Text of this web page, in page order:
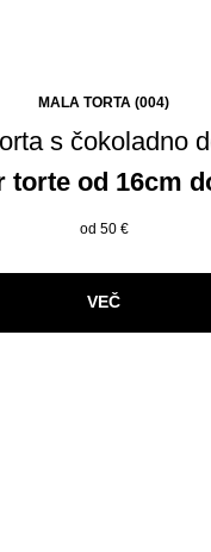
MALA TORTA (004)
s čokoladno
torte od 16cm
od 50 €
VEČ